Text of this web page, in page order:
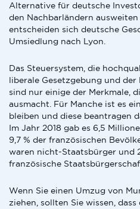
Alternative für deutsche
den Nachbarländern
entscheiden sich deutsche
Umsiedlung nach Lyon.
Das Steuersystem, die
liberale Gesetzgebung und
sind nur einige der Merkmale,
ausmacht. Für Manche ist es
bleiben und diese beantragen
Im Jahr 2018 gab es 6,5
9,7 % der französischen
waren nicht-Staatsbürger und
französische
Wenn Sie einen Umzug von
ziehen, sollten Sie wissen,